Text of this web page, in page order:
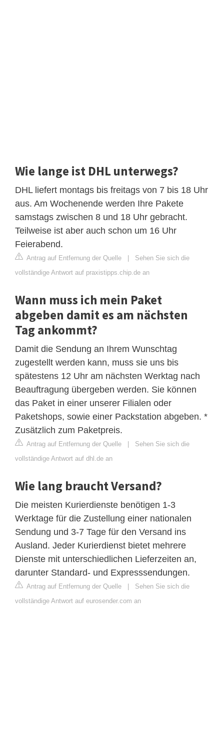
Wie lange ist DHL unterwegs?
DHL liefert montags bis freitags von 7 bis 18 Uhr
aus. Am Wochenende werden Ihre Pakete
samstags zwischen 8 und 18 Uhr gebracht.
Teilweise ist aber auch schon um 16 Uhr
Feierabend.
Antrag auf Entfernung der Quelle | Sehen Sie sich die
vollständige Antwort auf praxistipps.chip.de an
Wann muss ich mein Paket
abgeben damit es am nächsten
Tag ankommt?
Damit die Sendung an Ihrem Wunschtag
zugestellt werden kann, muss sie uns bis
spätestens 12 Uhr am nächsten Werktag nach
Beauftragung übergeben werden. Sie können
das Paket in einer unserer Filialen oder
Paketshops, sowie einer Packstation abgeben. *
Zusätzlich zum Paketpreis.
Antrag auf Entfernung der Quelle | Sehen Sie sich die
vollständige Antwort auf dhl.de an
Wie lang braucht Versand?
Die meisten Kurierdienste benötigen 1-3
Werktage für die Zustellung einer nationalen
Sendung und 3-7 Tage für den Versand ins
Ausland. Jeder Kurierdienst bietet mehrere
Dienste mit unterschiedlichen Lieferzeiten an,
darunter Standard- und Expresssendungen.
Antrag auf Entfernung der Quelle | Sehen Sie sich die
vollständige Antwort auf eurosender.com an